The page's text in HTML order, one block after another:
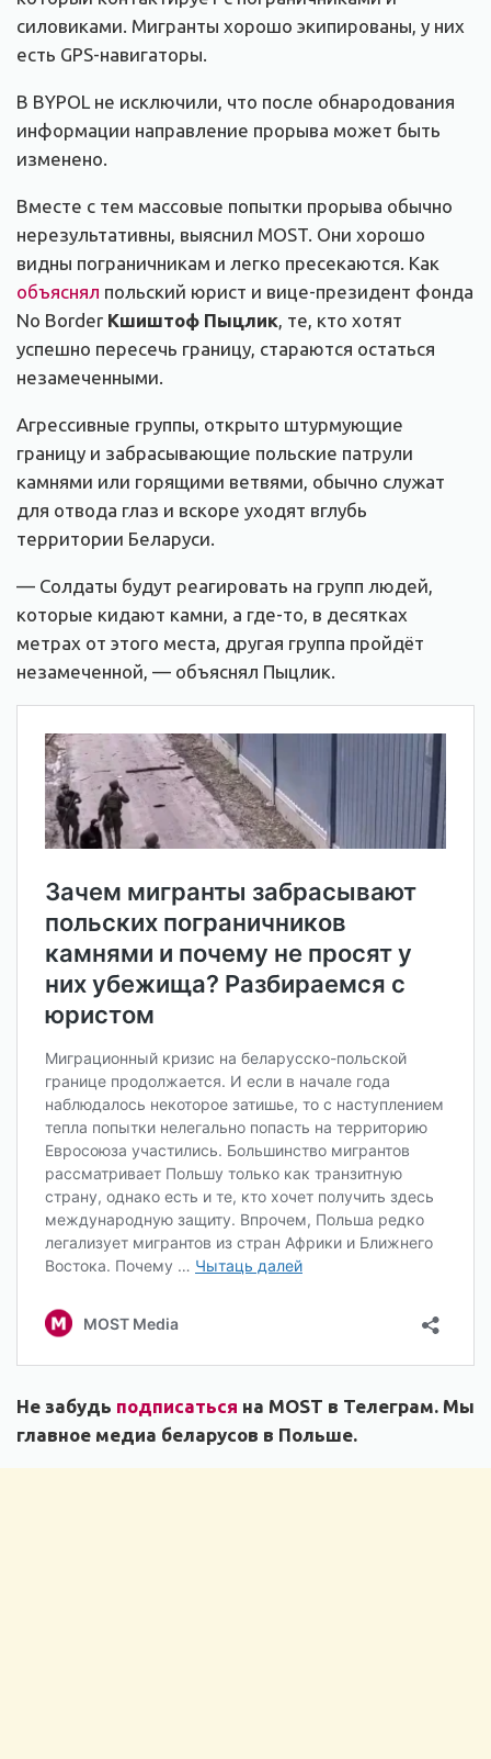
силовиками. Мигранты хорошо экипированы, у них
есть GPS-навигаторы.
В BYPOL не исключили, что после обнародования
информации направление прорыва может быть
изменено.
Вместе с тем массовые попытки прорыва обычно
нерезультативны, выяснил MOST. Они хорошо
видны пограничникам и легко пресекаются. Как
объяснял польский юрист и вице-президент фонда
No Border Кшиштоф Пыцлик , те, кто хотят
успешно пересечь границу, стараются остаться
незамеченными.
Агрессивные группы, открыто штурмующие
границу и забрасывающие польские патрули
камнями или горящими ветвями, обычно служат
для отвода глаз и вскоре уходят вглубь
территории Беларуси.
— Солдаты будут реагировать на групп людей,
которые кидают камни, а где-то, в десятках
метрах от этого места, другая группа пройдёт
незамеченной, — объяснял Пыцлик.
Не забудь подписаться на MOST в Телеграм. Мы
главное медиа беларусов в Польше.